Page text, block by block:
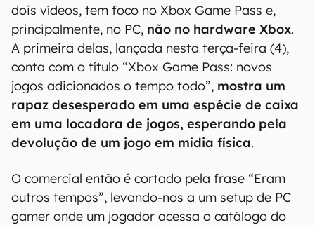
dois vídeos, tem foco no Xbox Game Pass e,
principalmente, no PC, não no hardware Xbox.
A primeira delas, lançada nesta terça-feira (4),
conta com o título “Xbox Game Pass: novos
jogos adicionados o tempo todo”, mostra um
rapaz desesperado em uma espécie de caixa
em uma locadora de jogos, esperando pela
devolução de um jogo em mídia física.
O comercial então é cortado pela frase “Eram
outros tempos”, levando-nos a um setup de PC
gamer onde um jogador acessa o catálogo do